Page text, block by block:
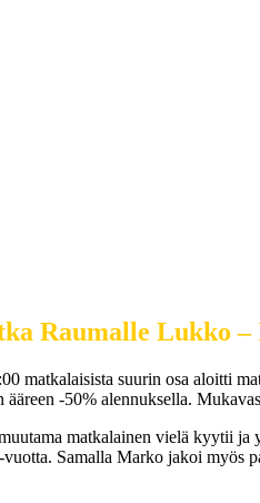
Raumalle Lukko –
matkalaisista suurin osa aloitti
-50% alennuksella.
matkalainen vielä kyytii ja
Samalla Marko jakoi myös